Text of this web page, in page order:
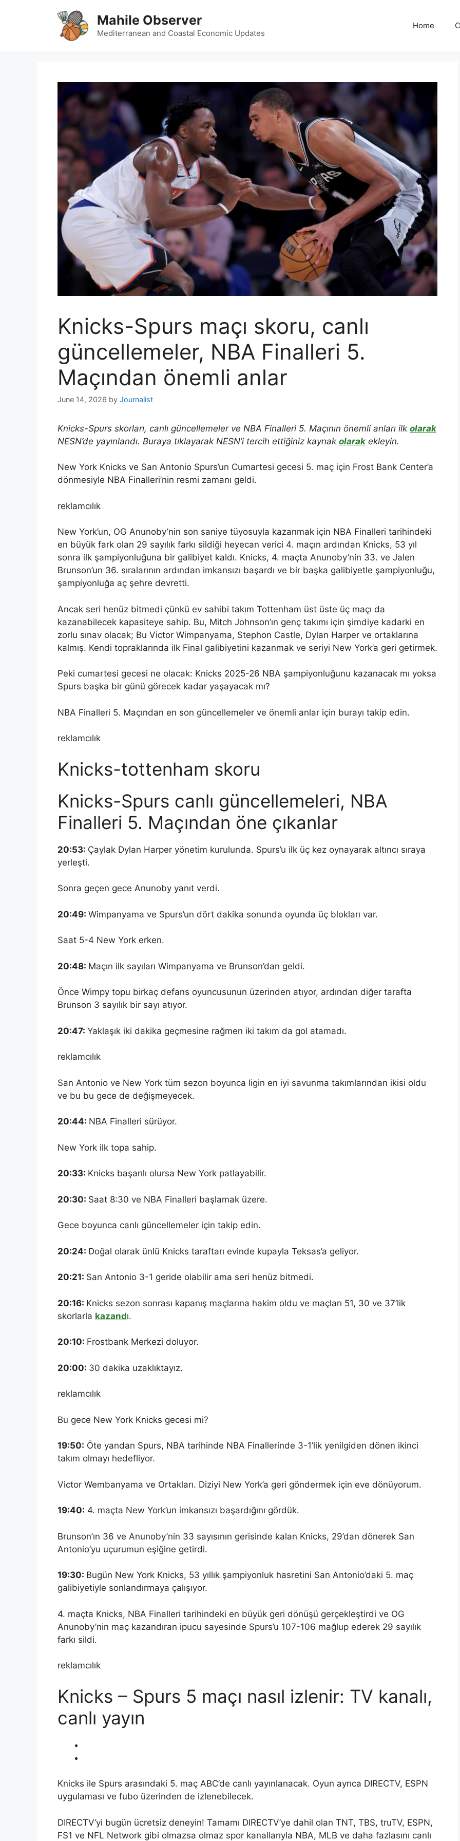
Mahile Observer
Mediterranean and Coastal Economic Updates
Home
Knicks-Spurs maçı skoru, canlı
güncellemeler, NBA Finalleri 5.
Maçından önemli anlar
June 14, 2026 by Journalist
Knicks-Spurs skorları, canlı güncellemeler ve NBA Finalleri 5. Maçının önemli anları ilk olarak
NESN’de yayınlandı. Buraya tıklayarak NESN’i tercih ettiğiniz kaynak olarak ekleyin.
New York Knicks ve San Antonio Spurs’un Cumartesi gecesi 5. maç için Frost Bank Center’a
dönmesiyle NBA Finalleri’nin resmi zamanı geldi.
reklamcılık
New York’un, OG Anunoby’nin son saniye tüyosuyla kazanmak için NBA Finalleri tarihindeki
en büyük fark olan 29 sayılık farkı sildiği heyecan verici 4. maçın ardından Knicks, 53 yıl
sonra ilk şampiyonluğuna bir galibiyet kaldı. Knicks, 4. maçta Anunoby’nin 33. ve Jalen
Brunson’un 36. sıralarının ardından imkansızı başardı ve bir başka galibiyetle şampiyonluğu,
şampiyonluğa aç şehre devretti.
Ancak seri henüz bitmedi çünkü ev sahibi takım Tottenham üst üste üç maçı da
kazanabilecek kapasiteye sahip. Bu, Mitch Johnson’ın genç takımı için şimdiye kadarki en
zorlu sınav olacak; Bu Victor Wimpanyama, Stephon Castle, Dylan Harper ve ortaklarına
kalmış. Kendi topraklarında ilk Final galibiyetini kazanmak ve seriyi New York’a geri getirmek.
Peki cumartesi gecesi ne olacak: Knicks 2025-26 NBA şampiyonluğunu kazanacak mı yoksa
Spurs başka bir günü görecek kadar yaşayacak mı?
NBA Finalleri 5. Maçından en son güncellemeler ve önemli anlar için burayı takip edin.
reklamcılık
Knicks-tottenham skoru
Knicks-Spurs canlı güncellemeleri, NBA
Finalleri 5. Maçından öne çıkanlar
20:53: Çaylak Dylan Harper yönetim kurulunda. Spurs’u ilk üç kez oynayarak altıncı sıraya
yerleşti.
Sonra geçen gece Anunoby yanıt verdi.
20:49: Wimpanyama ve Spurs’un dört dakika sonunda oyunda üç blokları var.
Saat 5-4 New York erken.
20:48: Maçın ilk sayıları Wimpanyama ve Brunson’dan geldi.
Önce Wimpy topu birkaç defans oyuncusunun üzerinden atıyor, ardından diğer tarafta
Brunson 3 sayılık bir sayı atıyor.
20:47: Yaklaşık iki dakika geçmesine rağmen iki takım da gol atamadı.
reklamcılık
San Antonio ve New York tüm sezon boyunca ligin en iyi savunma takımlarından ikisi oldu
ve bu bu gece de değişmeyecek.
20:44: NBA Finalleri sürüyor.
New York ilk topa sahip.
20:33: Knicks başarılı olursa New York patlayabilir.
20:30: Saat 8:30 ve NBA Finalleri başlamak üzere.
Gece boyunca canlı güncellemeler için takip edin.
20:24: Doğal olarak ünlü Knicks taraftarı evinde kupayla Teksas’a geliyor.
20:21: San Antonio 3-1 geride olabilir ama seri henüz bitmedi.
20:16: Knicks sezon sonrası kapanış maçlarına hakim oldu ve maçları 51, 30 ve 37’lik
skorlarla kazandı.
20:10: Frostbank Merkezi doluyor.
20:00: 30 dakika uzaklıktayız.
reklamcılık
Bu gece New York Knicks gecesi mi?
19:50: Öte yandan Spurs, NBA tarihinde NBA Finallerinde 3-1’lik yenilgiden dönen ikinci
takım olmayı hedefliyor.
Victor Wembanyama ve Ortakları. Diziyi New York’a geri göndermek için eve dönüyorum.
19:40: 4. maçta New York’un imkansızı başardığını gördük.
Brunson’ın 36 ve Anunoby’nin 33 sayısının gerisinde kalan Knicks, 29’dan dönerek San
Antonio’yu uçurumun eşiğine getirdi.
19:30: Bugün New York Knicks, 53 yıllık şampiyonluk hasretini San Antonio’daki 5. maç
galibiyetiyle sonlandırmaya çalışıyor.
4. maçta Knicks, NBA Finalleri tarihindeki en büyük geri dönüşü gerçekleştirdi ve OG
Anunoby’nin maç kazandıran ipucu sayesinde Spurs’u 107-106 mağlup ederek 29 sayılık
farkı sildi.
reklamcılık
Knicks – Spurs 5 maçı nasıl izlenir: TV kanalı,
canlı yayın
Knicks ile Spurs arasındaki 5. maç ABC’de canlı yayınlanacak. Oyun ayrıca DIRECTV, ESPN
uygulaması ve fubo üzerinden de izlenebilecek.
DIRECTV’yi bugün ücretsiz deneyin! Tamamı DIRECTV’ye dahil olan TNT, TBS, truTV, ESPN,
FS1 ve NFL Network gibi olmazsa olmaz spor kanallarıyla NBA, MLB ve daha fazlasını canlı